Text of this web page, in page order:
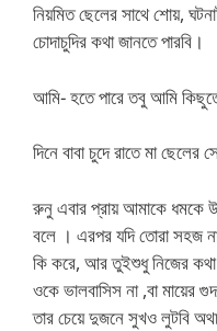
নিয়মিত ছেলের সাথে শোয়,
চোদাচুদির কথা জানতে পারবি।
আমি- হতে পারে তবু আমি
দিনে বাবা চুদে রাতে মা ছেলের
রুনু এবার প্রায় আমাকে ধমকে
বলে । এরপর যদি তোরা সহজ না
কি করে, আর তুইশুধু নিজের
ওকে ভালবাসিস না ,বা মায়ের
তার চেয়ে দুজনে সুখও লুটবি